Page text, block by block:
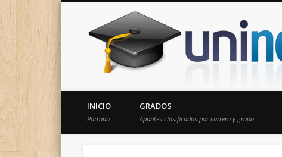
Donde encontrarás todas los apuntes de tu carrera
INICIO
Portada
GRADOS
Apuntes clasificados por carrera y grado